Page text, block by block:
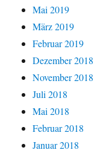
Mai 2019
März 2019
Februar 2019
Dezember 2018
November 2018
Juli 2018
Mai 2018
Februar 2018
Januar 2018